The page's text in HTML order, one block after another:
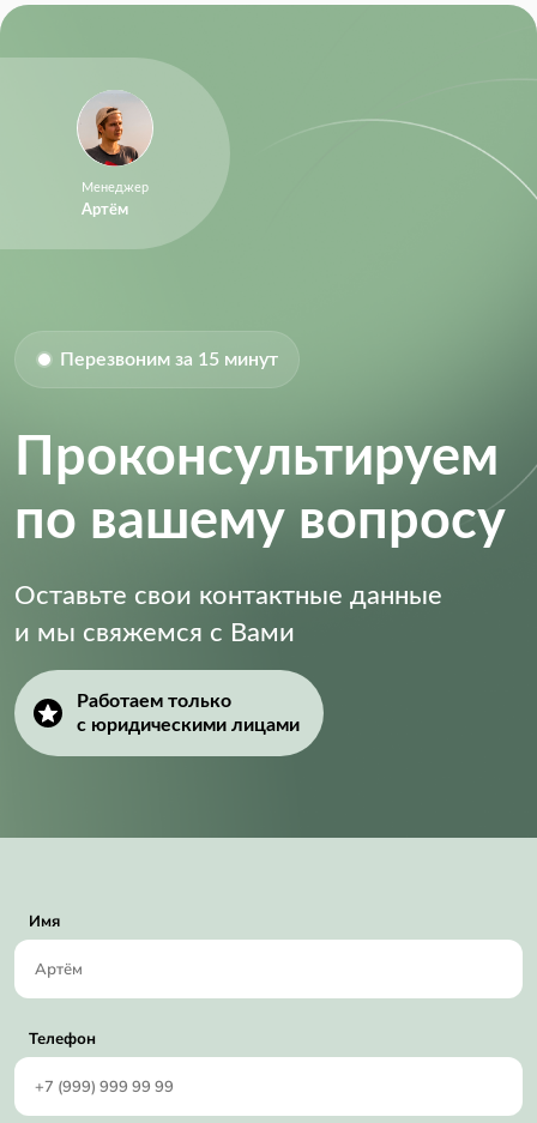
Менеджер
Артём
Перезвоним за 15 минут
Проконсультируем
по вашему вопросу
Оставьте свои контактные данные
и мы свяжемся с Вами
Работаем только
с юридическими лицами
Имя
Телефон